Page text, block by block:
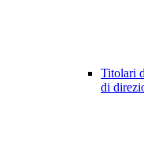
Titolari
di